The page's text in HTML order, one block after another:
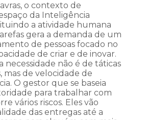
o contexto de
da Inteligência
a atividade humana
gera a demanda de um
de pessoas focado no
de criar e de inovar.
necessidade não é de táticas
mas de velocidade de
O gestor que se baseia
para trabalhar com
vários riscos. Eles vão
das entregas até a